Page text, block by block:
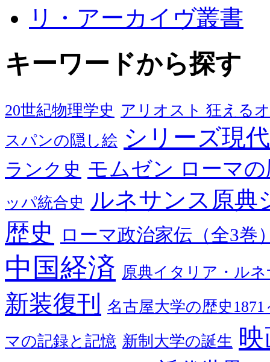
リ・アーカイヴ叢書
キーワードから探す
20世紀物理学史 アリオスト 狂える
スパンの隠し絵 シリーズ現
ランク史 モムゼン ローマ
ッパ統合史 ルネサンス原典
歴史 ローマ政治家伝（全3巻
中国経済 原典イタリア・ル
新装復刊 名古屋大学の歴史1871
マの記録と記憶 新制大学の誕生